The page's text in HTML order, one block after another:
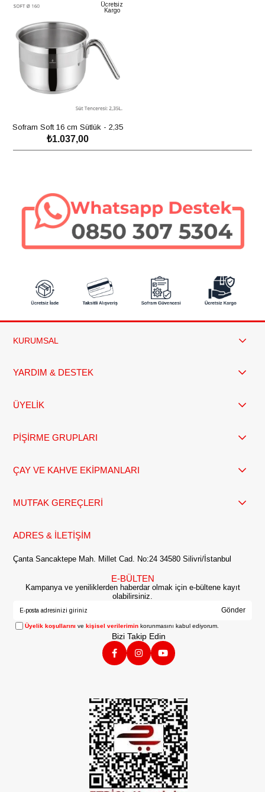
Ücretsiz
Kargo
Sofram Soft 16 cm Sütlük - 2,35
Litre
₺1.037,00
SEPETE EKLE
KURUMSAL
YARDIM & DESTEK
ÜYELİK
PİŞİRME GRUPLARI
ÇAY VE KAHVE EKİPMANLARI
MUTFAK GEREÇLERİ
ADRES & İLETİŞİM
Çanta Sancaktepe Mah. Millet Cad. No:24 34580 Silivri/İstanbul
E-BÜLTEN
Kampanya ve yeniliklerden haberdar olmak için e-bültene kayıt
olabilirsiniz.
Gönder
Üyelik koşullarını vekişisel verilerimin korunmasını kabul ediyorum.
Bizi Takip Edin